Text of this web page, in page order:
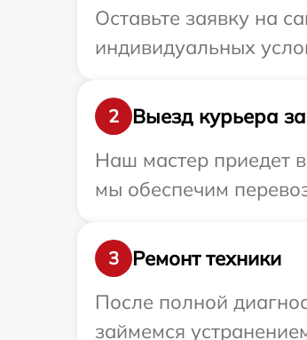
Оставьте заявку на
индивидуальных
2
Выезд курьера
Наш мастер приедет
мы обеспечим
3
Ремонт техники
После полной
займемся